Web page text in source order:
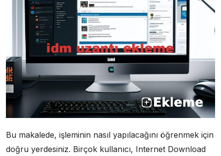
Bu makalede, işleminin nasıl yapılacağını öğrenmek için
doğru yerdesiniz. Birçok kullanıcı, Internet Download